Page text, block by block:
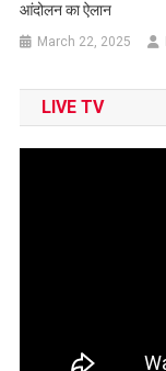
आंदोलन का ऐलान
March 22, 2025
LIVE TV